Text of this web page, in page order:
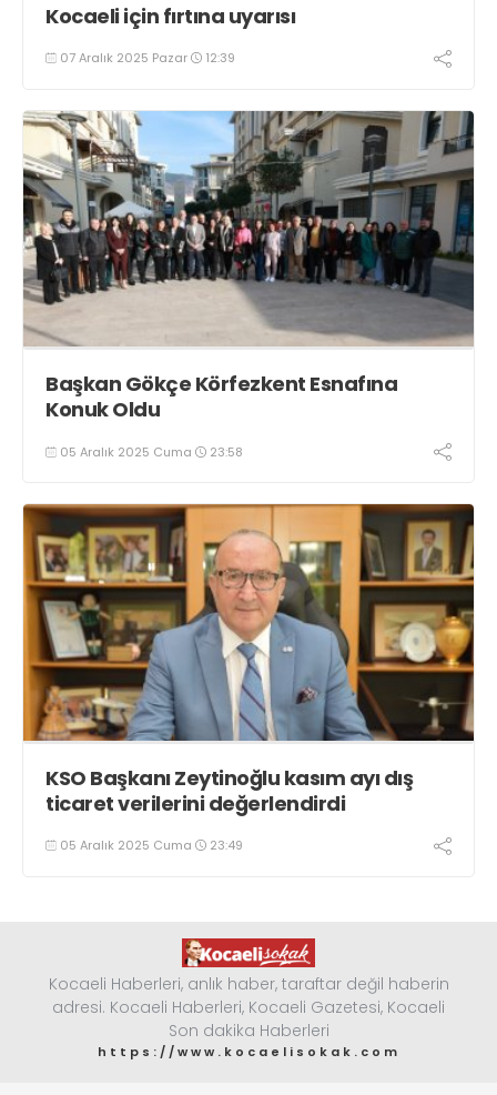
Kocaeli için fırtına uyarısı
07 Aralık 2025 Pazar 12:39
Başkan Gökçe Körfezkent Esnafına
Konuk Oldu
05 Aralık 2025 Cuma 23:58
KSO Başkanı Zeytinoğlu kasım ayı dış
ticaret verilerini değerlendirdi
05 Aralık 2025 Cuma 23:49
Kocaeli Haberleri, anlık haber, taraftar değil haberin
adresi. Kocaeli Haberleri, Kocaeli Gazetesi, Kocaeli
Son dakika Haberleri
https://www.kocaelisokak.com